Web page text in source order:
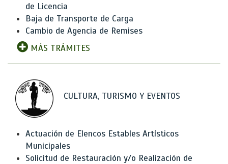
de Licencia
Baja de Transporte de Carga
Cambio de Agencia de Remises
MÁS TRÁMITES
CULTURA, TURISMO Y EVENTOS
Actuación de Elencos Estables Artísticos
Municipales
Solicitud de Restauración y/o Realización de